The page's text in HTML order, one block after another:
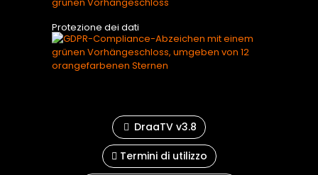
Protezione dei dati
DraaTV v3.8
Termini di utilizzo